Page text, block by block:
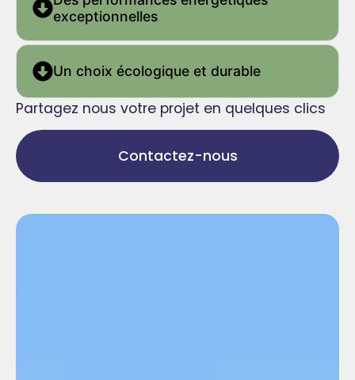
exceptionnelles
Un choix écologique et durable
Partagez nous votre projet en quelques clics
Contactez-nous